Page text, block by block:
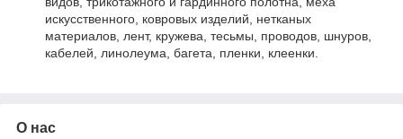
искусственного, ковровых изделий, нетканых
материалов, лент, кружева, тесьмы, проводов, шнуров,
кабелей, линолеума, багета, пленки, клеенки.
О нас